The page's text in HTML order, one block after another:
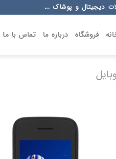
دیجیتال و پوشاک ...
فروشگاه درباره ما تماس با ما